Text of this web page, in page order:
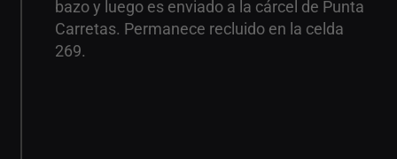
bazo y luego es enviado a la cárcel de Punta
Carretas. Permanece recluido en la celda
269.